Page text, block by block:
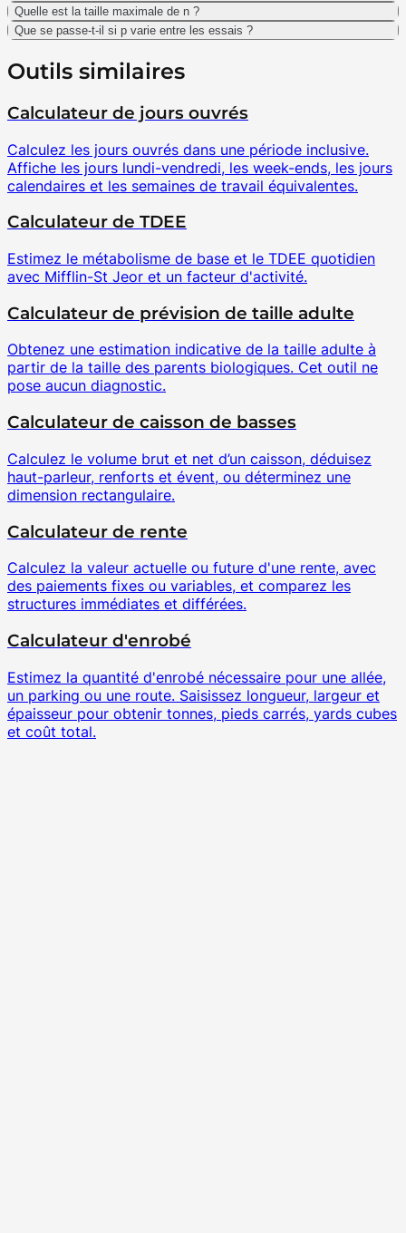
Quelle est la taille maximale de n ?
Que se passe-t-il si p varie entre les essais ?
Outils similaires
Calculateur de jours ouvrés
Calculez les jours ouvrés dans une période inclusive.
Affiche les jours lundi-vendredi, les week-ends, les jours
calendaires et les semaines de travail équivalentes.
Calculateur de TDEE
Estimez le métabolisme de base et le TDEE quotidien
avec Mifflin-St Jeor et un facteur d'activité.
Calculateur de prévision de taille adulte
Obtenez une estimation indicative de la taille adulte à
partir de la taille des parents biologiques. Cet outil ne
pose aucun diagnostic.
Calculateur de caisson de basses
Calculez le volume brut et net d’un caisson, déduisez
haut-parleur, renforts et évent, ou déterminez une
dimension rectangulaire.
Calculateur de rente
Calculez la valeur actuelle ou future d'une rente, avec
des paiements fixes ou variables, et comparez les
structures immédiates et différées.
Calculateur d'enrobé
Estimez la quantité d'enrobé nécessaire pour une allée,
un parking ou une route. Saisissez longueur, largeur et
épaisseur pour obtenir tonnes, pieds carrés, yards cubes
et coût total.